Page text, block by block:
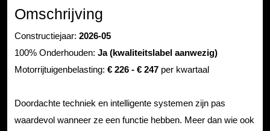
Omschrijving
Constructiejaar: 2026-05
100% Onderhouden: Ja (kwaliteitslabel aanwezig)
Motorrijtuigenbelasting: € 226 - € 247 per kwartaal
Doordachte techniek en intelligente systemen zijn pas
waardevol wanneer ze een functie hebben. Meer dan wie ook